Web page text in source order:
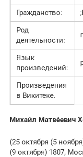
Гражданство:
Род
деятельности:
Язык
произведений:
Произведения
в Викитеке.
Михаи́л Матве́евич
(25 октября (5
(9 октября) 1807,